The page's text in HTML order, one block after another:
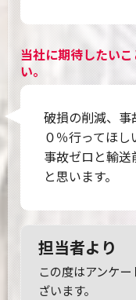
当社に期待したい
い。
破損の削減、事
０％行ってほし
事故ゼロと輸
と思います。
担当者より
この度はアンケ
ざいます。